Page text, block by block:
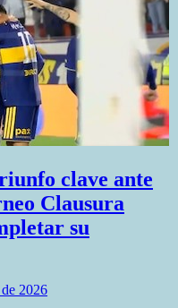
clave ante
Clausura
su
2026